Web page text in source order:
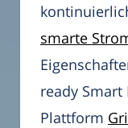
smarte
ready
Plattform